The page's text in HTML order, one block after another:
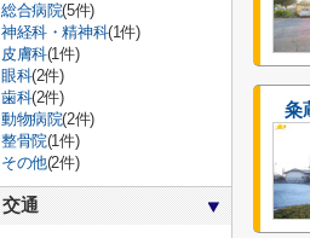
粂
総合病院(5件)
神経科・精神科(1件)
皮膚科(1件)
眼科(2件)
歯科(2件)
動物病院(2件)
整骨院(1件)
その他(2件)
交通